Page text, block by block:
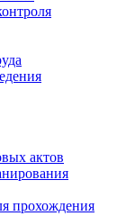
актов
прохождения